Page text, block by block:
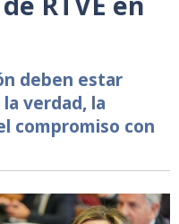
deben estar
verdad, la
compromiso con